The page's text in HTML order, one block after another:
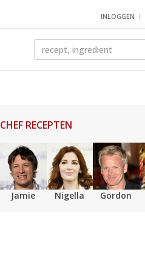
INLOGGEN
CHEF RECEPTEN
Jamie Nigella Gordon